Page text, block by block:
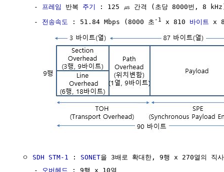
     -
프레임 반복 주기 : 125 ㎲ 간격 (초당 8000번, 8
     -
전송속도 : 51.84 Mbps (8000 초-1 x 810 바이트 x
  ㅇ
SDH STM-1 : SONET을 3배로 확대한, 9행 x 270열의 직
     -
오버헤드
: 9행 x 10열